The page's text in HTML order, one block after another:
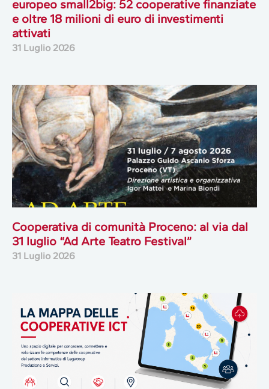
europeo small2big: 52 cooperative finanziate
e oltre 18 milioni di euro di investimenti
attivati
31 Luglio 2026
Cooperativa di comunità Proceno: al via dal
31 luglio “Ad Arte Teatro Festival”
31 Luglio 2026